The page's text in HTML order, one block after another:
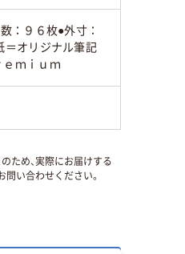
：９６枚●外寸：
＝オリジナル筆記
ｍｉｕｍ
ため、実際にお届けする
い合わせください。